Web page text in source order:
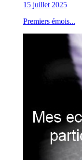
15 juillet 2025
Premiers émois...